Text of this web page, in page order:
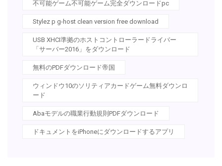
不可能ゲーム不可能ゲーム完全ダウンロードpc
Stylez p g-host clean version free download
USB XHCI準拠のホストコントローラードライバー
「サーバー2016」をダウンロード
無料のPDFダウンロード帝国
ウィンドウ10のソリティアカードゲーム無料ダウンロ
ード
Abaモデルの職業行動規則PDFダウンロード
ドキュメントをiPhoneにダウンロードするアプリ